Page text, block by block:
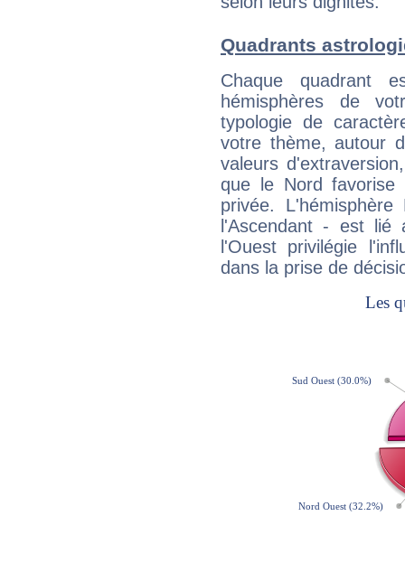
Quadrants
Chaque quadrant
hémisphères de
typologie de
votre thème, autour
valeurs
que le Nord favorise
privée.
l'Ascendant - est
l'Ouest privilégie
dans la prise de